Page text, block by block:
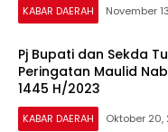
KABAR DAERAH November
Pj Bupati dan Sekda
Peringatan Maulid
1445 H/2023
KABAR DAERAH Oktober 20,